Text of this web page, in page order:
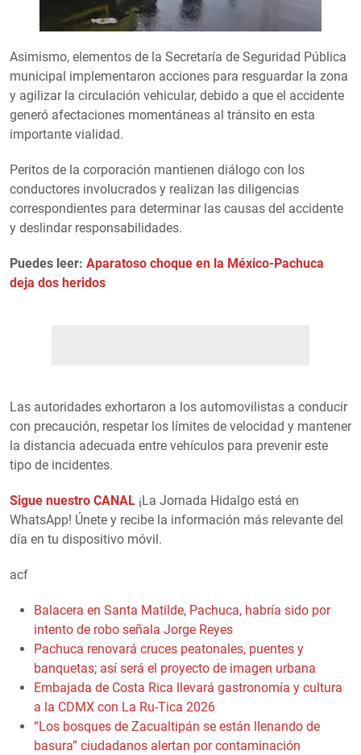
Asimismo, elementos de la Secretaría de Seguridad Pública
municipal implementaron acciones para resguardar la zona
y agilizar la circulación vehicular, debido a que el accidente
generó afectaciones momentáneas al tránsito en esta
importante vialidad.
Peritos de la corporación mantienen diálogo con los
conductores involucrados y realizan las diligencias
correspondientes para determinar las causas del accidente
y deslindar responsabilidades.
Puedes leer: Aparatoso choque en la México-Pachuca
deja dos heridos
Las autoridades exhortaron a los automovilistas a conducir
con precaución, respetar los límites de velocidad y mantener
la distancia adecuada entre vehículos para prevenir este
tipo de incidentes.
Sigue nuestro CANAL ¡La Jornada Hidalgo está en
WhatsApp! Únete y recibe la información más relevante del
día en tu dispositivo móvil.
acf
Balacera en Santa Matilde, Pachuca, habría sido por
intento de robo señala Jorge Reyes
Pachuca renovará cruces peatonales, puentes y
banquetas; así será el proyecto de imagen urbana
Embajada de Costa Rica llevará gastronomía y cultura
a la CDMX con La Ru-Tica 2026
“Los bosques de Zacualtipán se están llenando de
basura” ciudadanos alertan por contaminación